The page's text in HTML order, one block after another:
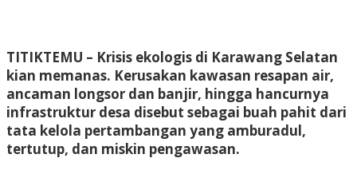
TITIKTEMU – Krisis ekologis di Karawang Selatan
kian memanas. Kerusakan kawasan resapan air,
ancaman longsor dan banjir, hingga hancurnya
infrastruktur desa disebut sebagai buah pahit dari
tata kelola pertambangan yang amburadul,
tertutup, dan miskin pengawasan.